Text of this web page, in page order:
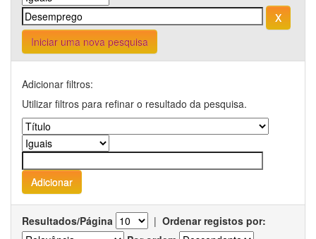
Iniciar uma nova pesquisa
Adicionar filtros:
Utilizar filtros para refinar o resultado da pesquisa.
Resultados/Página | Ordenar registos por: